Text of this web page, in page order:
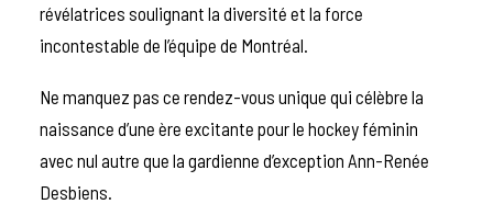
révélatrices soulignant la diversité et la force
incontestable de l’équipe de Montréal.
Ne manquez pas ce rendez-vous unique qui célèbre la
naissance d’une ère excitante pour le hockey féminin
avec nul autre que la gardienne d’exception Ann-Renée
Desbiens.